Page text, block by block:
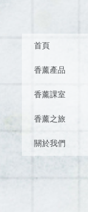
首頁
香薰產品
香薰課室
香薰之旅
關於我們